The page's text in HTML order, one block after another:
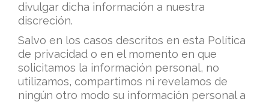
divulgar dicha información a nuestra
discreción.
Salvo en los casos descritos en esta Política
de privacidad o en el momento en que
solicitamos la información personal, no
utilizamos, compartimos ni revelamos de
ningún otro modo su información personal a